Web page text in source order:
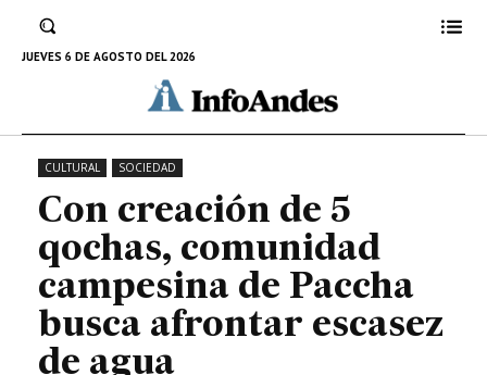
JUEVES 6 DE AGOSTO DEL 2026
comunidad campesina de Paccha
busca afrontar escasez de agua
25 DE MARZO DE 2024
CULTURAL SOCIEDAD
Con creación de 5
qochas, comunidad
campesina de Paccha
busca afrontar escasez
de agua